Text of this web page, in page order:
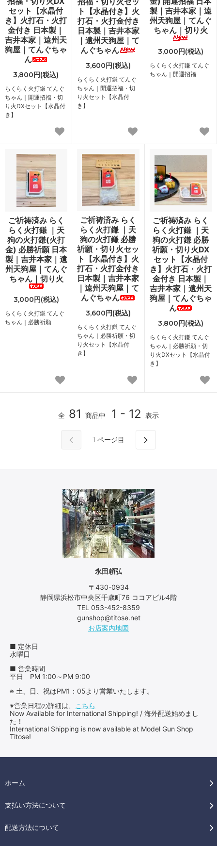
セット【水晶付
き】火打石・火打
金付き 日本製｜
吉井本家｜遠州天
狗屋｜てんぐちゃ
ん
3,800円(税込)
らくらく火打鎌 てんぐ
ちゃん｜開運招福・切
り火DXセット【水晶付
き】
ト【水晶付き】火
打石・火打金付き
日本製｜吉井本家
｜遠州天狗屋｜て
んぐちゃん
3,600円(税込)
らくらく火打鎌 てんぐ
ちゃん｜開運招福・切
り火セット【水晶付
き】
製｜吉井本家｜遠
州天狗屋｜てんぐ
ちゃん｜切り火
3,000円(税込)
らくらく火打鎌 てんぐ
ちゃん｜開運招福
ご祈祷済み らく
らく火打鎌 ｜天
狗の火打鎌(火打
金) 必勝祈願 日本
製｜吉井本家｜遠
州天狗屋｜てんぐ
ちゃん｜切り火
3,000円(税込)
らくらく火打鎌 てんぐ
ちゃん｜必勝祈願
ご祈祷済み らく
らく火打鎌 ｜天
狗の火打鎌 必勝
祈願・切り火セッ
ト【水晶付き】火
打石・火打金付き
日本製｜吉井本家
｜遠州天狗屋｜て
んぐちゃん
3,600円(税込)
らくらく火打鎌 てんぐ
ちゃん｜必勝祈願・切
り火セット【水晶付
き】
ご祈祷済み らく
らく火打鎌 ｜天
狗の火打鎌 必勝
祈願・切り火DX
セット【水晶付
き】火打石・火打
金付き 日本製｜
吉井本家｜遠州天
狗屋｜てんぐちゃ
ん
3,800円(税込)
らくらく火打鎌 てんぐ
ちゃん｜必勝祈願・切
り火DXセット【水晶付
き】
全 81 商品中 1 - 12 表示
1 ページ目
永田頼弘
〒430-0934
静岡県浜松市中央区千歳町76 ココアビル4階
TEL 053-452-8359
gunshop@titose.net
お店案内地図
■ 定休日
水曜日
■ 営業時間
平日 PM 1:00～PM 9:00
※ 土、日、祝はPM1：05より営業いたします。
※営業日程の詳細は、
こちら
Now Available for International Shipping! / 海外配送始めまし
た！
International Shipping is now available at Model Gun Shop
Titose!
ホーム
支払い方法について
配送方法について